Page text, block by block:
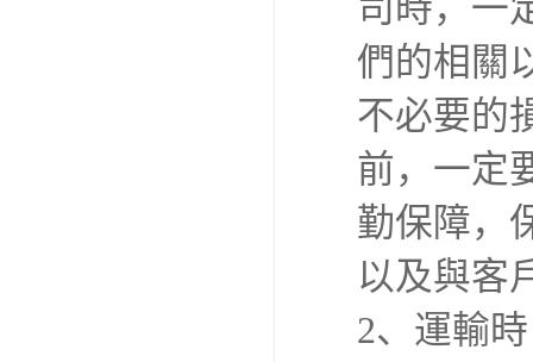
司時，一
們的相關
不必要的
前，一定
勤保障，
以及與客
2、運輸